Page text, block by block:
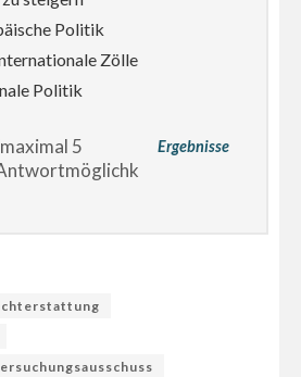
Politik
Zölle
Politik
Ergebnisse
5